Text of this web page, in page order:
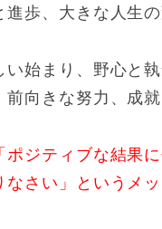
歩、大きな人生
始まり、野心と
向きな努力、成就
ジティブな結果
さい」というメッ